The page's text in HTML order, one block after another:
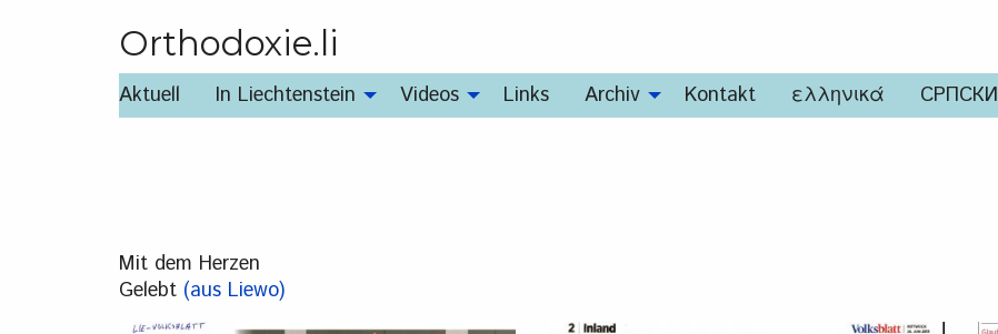
Orthodoxie.li
Aktuell In Liechtenstein Videos Links Archiv Kontakt ελληνικά СРПСКИ
Mit dem Herzen
Gelebt (aus Liewo)